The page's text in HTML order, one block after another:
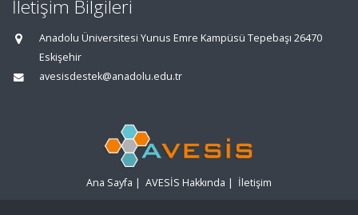
İletişim Bilgileri
Anadolu Üniversitesi Yunus Emre Kampüsü Tepebaşı 26470
Eskişehir
avesisdestek@anadolu.edu.tr
Ana Sayfa | AVESİS Hakkında | İletişim